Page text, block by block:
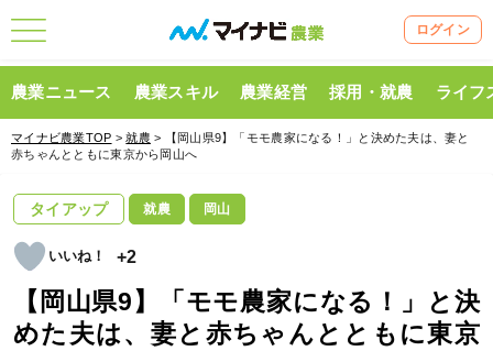
ログイン
農業ニュース 農業スキル 農業経営 採用・就農 ライフ
マイナビ農業TOP >就農 > 【岡山県9】「モモ農家になる！」と決めた夫は、妻と
赤ちゃんとともに東京から岡山へ
タイアップ 就農 岡山
+2
【岡山県9】「モモ農家になる！」と決
めた夫は、妻と赤ちゃんとともに東京